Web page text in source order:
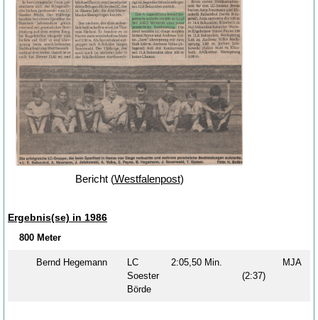
Bericht (Westfalenpost)
Ergebnis(se) in 1986
800 Meter
Bernd Hegemann
LC
Soester
Börde
2:05,50 Min.
(2:37)
MJA